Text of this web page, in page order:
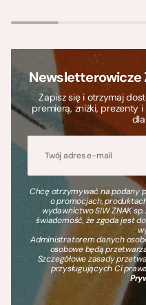
Newsletterowicze
Zapisz się i otrzymaj
premierą, zniżki, prezenty
Chcę otrzymywać na podany
o promocjach,
wydawnictwo SIW ZNAK
świadomość, że zgoda jest
Administratorem danych
osobowe będą
Szczegółowe zasady
przysługujących Ci